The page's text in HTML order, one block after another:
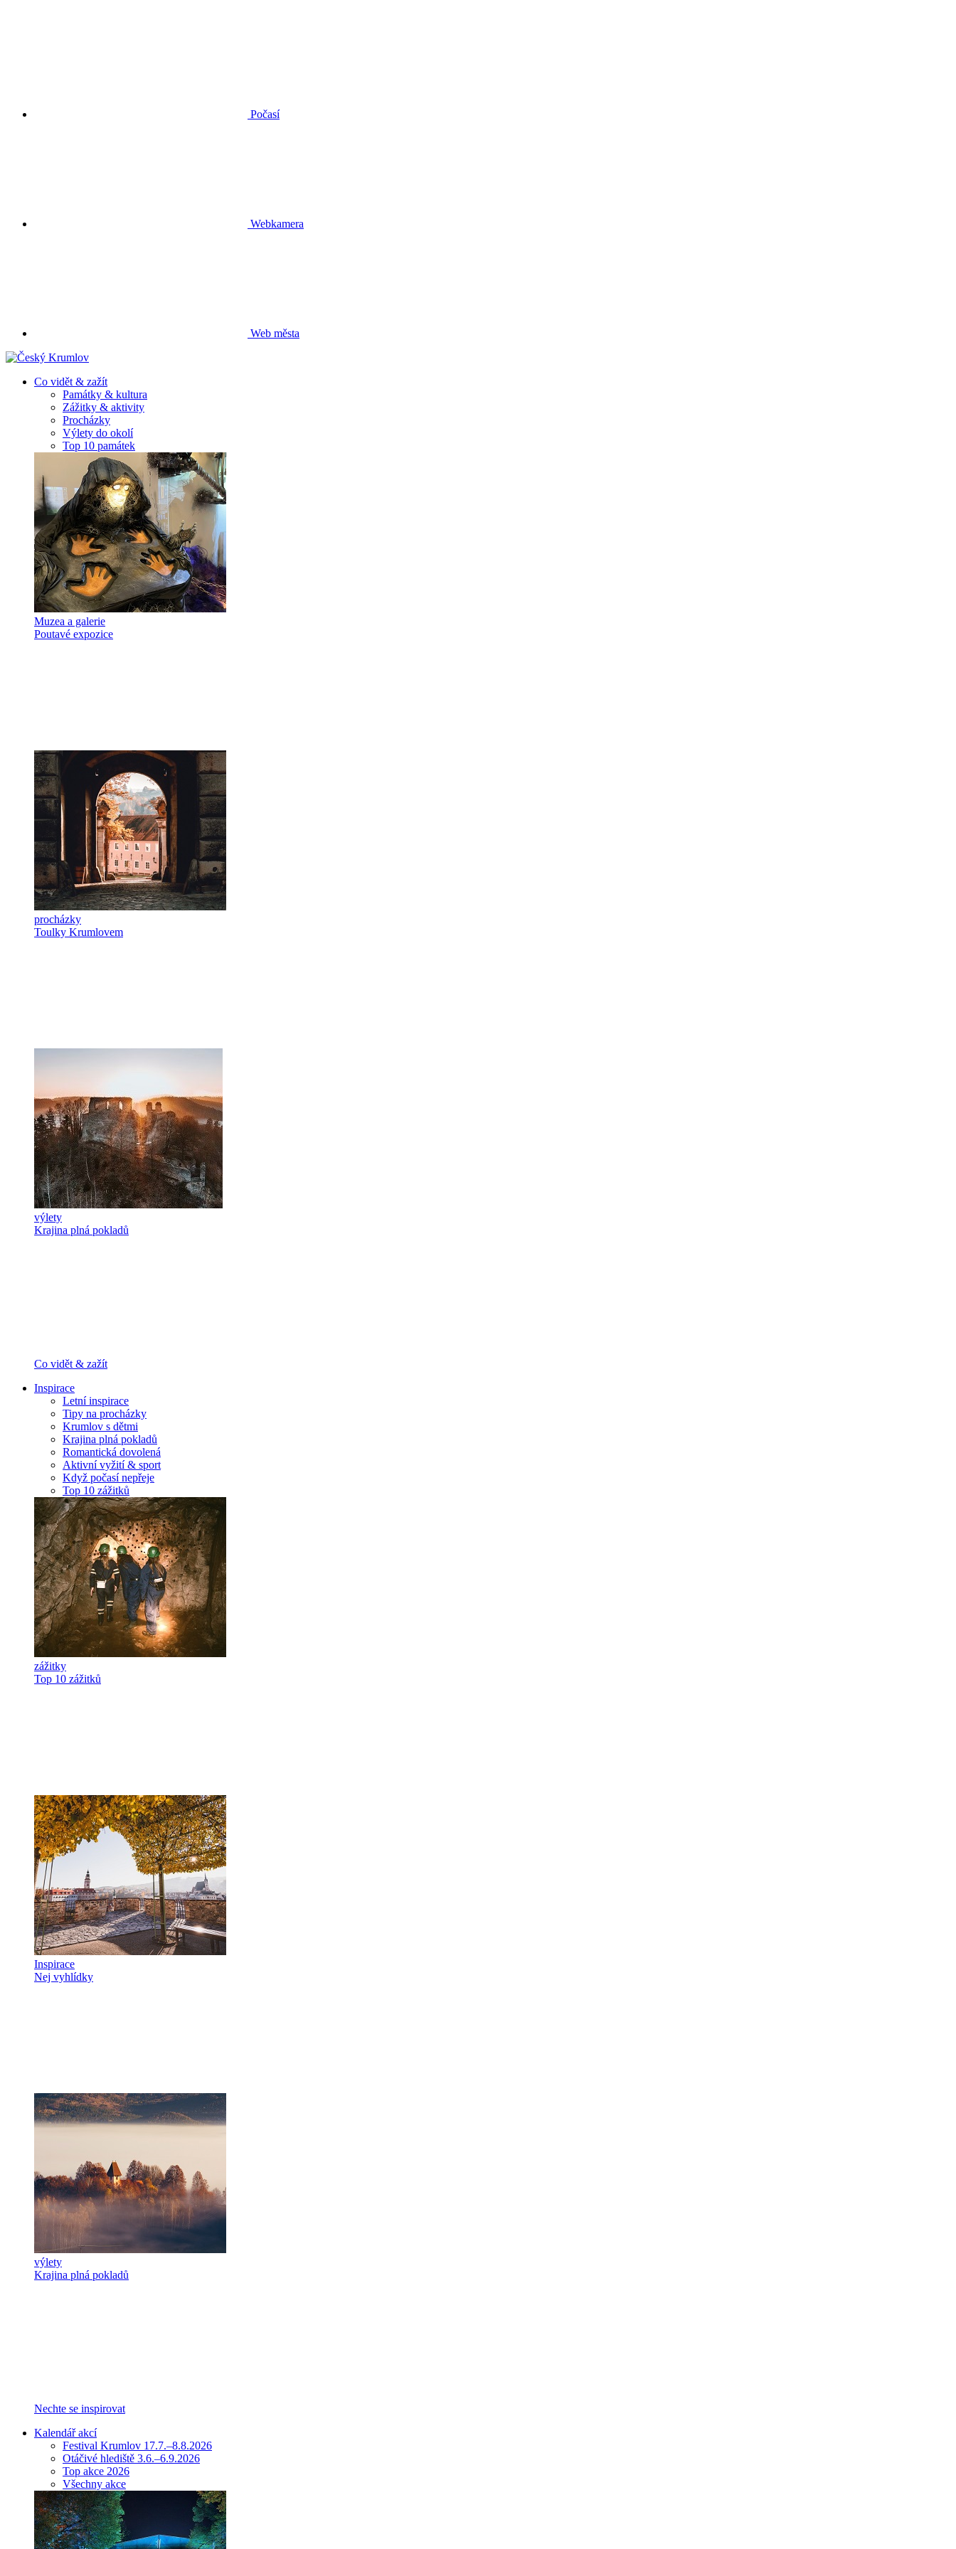
Počasí
Webkamera
Web města
Co vidět & zažít
Památky & kultura
Zážitky & aktivity
Procházky
Výlety do okolí
Top 10 památek
Muzea a galerie
Poutavé expozice
procházky
Toulky Krumlovem
výlety
Krajina plná pokladů
Co vidět & zažít
Inspirace
Letní inspirace
Tipy na procházky
Krumlov s dětmi
Krajina plná pokladů
Romantická dovolená
Aktivní vyžití & sport
Když počasí nepřeje
Top 10 zážitků
zážitky
Top 10 zážitků
Inspirace
Nej vyhlídky
výlety
Krajina plná pokladů
Nechte se inspirovat
Kalendář akcí
Festival Krumlov 17.7.–8.8.2026
Otáčivé hlediště 3.6.–6.9.2026
Top akce 2026
Všechny akce